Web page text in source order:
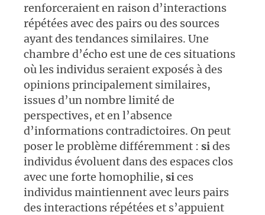
renforceraient en raison d’interactions
répétées avec des pairs ou des sources
ayant des tendances similaires. Une
chambre d’écho est une de ces situations
où les individus seraient exposés à des
opinions principalement similaires,
issues d’un nombre limité de
perspectives, et en l’absence
d’informations contradictoires. On peut
poser le problème différemment : si des
individus évoluent dans des espaces clos
avec une forte homophilie, si ces
individus maintiennent avec leurs pairs
des interactions répétées et s’appuient